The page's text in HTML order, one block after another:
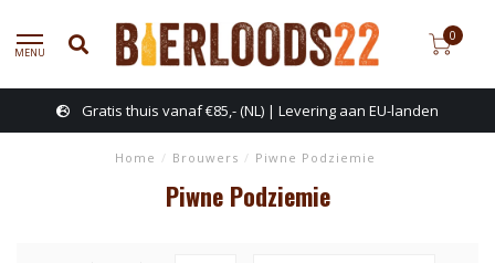
MENU
0
Gratis thuis vanaf €85,- (NL) | Levering aan EU-landen
Home / Brouwers / Piwne Podziemie
Piwne Podziemie